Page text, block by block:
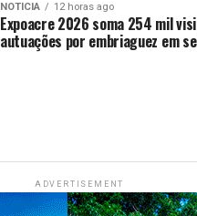
NOTÍCIA 12 horas ago
Expoacre 2026 soma 254 mil
autuações por embriaguez em
ADVERTISEMENT